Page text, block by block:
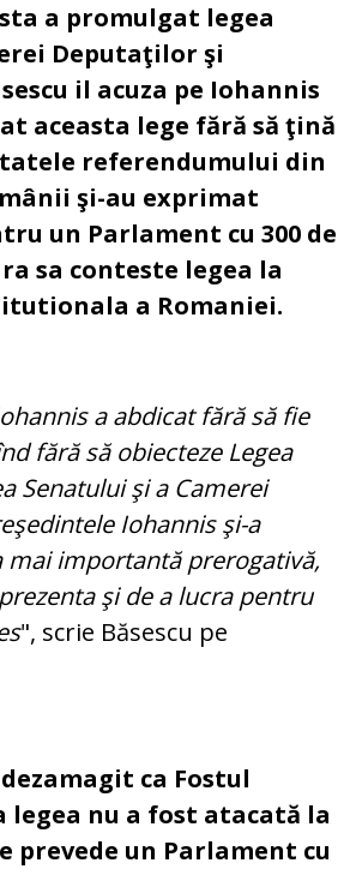
a promulgat legea
Deputaţilor şi
il acuza pe Iohannis
aceasta lege fără să ţină
referendumului din
şi-au exprimat
un Parlament cu 300 de
sa conteste legea la
a Romaniei.
a abdicat fără să fie
fără să obiecteze Legea
Senatului şi a Camerei
Iohannis şi-a
mai importantă prerogativă,
şi de a lucra pentru
", scrie Băsescu pe
ca Fostul
legea nu a fost atacată la
prevede un Parlament cu